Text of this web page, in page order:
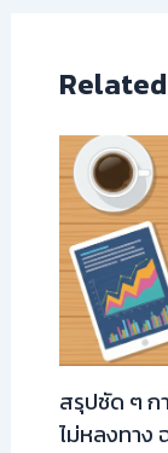
สรุปชัด ๆ ก
ไม่หลงทาง